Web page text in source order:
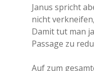
Janus spricht
nicht
Damit tut man
Passage zu
Auf zum